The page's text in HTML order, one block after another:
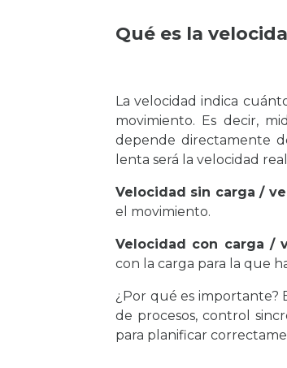
Qué es la
La velocidad indica
movimiento. Es decir,
depende directamente
lenta será la velocidad
Velocidad sin carga /
el movimiento.
Velocidad con carga /
con la carga para la que
¿Por qué es importante?
de procesos, control
para planificar